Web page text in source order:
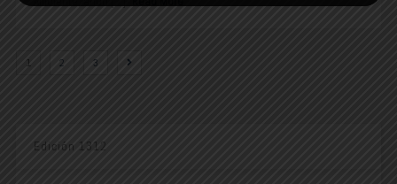
1 2 3
Edición 1312